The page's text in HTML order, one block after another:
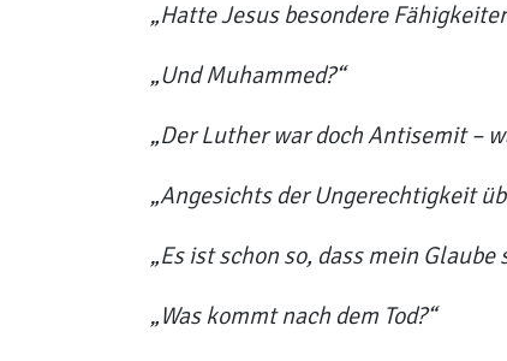
„Hatte Jesus besondere
„Und Muhammed?“
„Der Luther war doch Antisemit –
„Angesichts der Ungerechtigkeit
„Es ist schon so, dass mein
„Was kommt nach dem Tod?“